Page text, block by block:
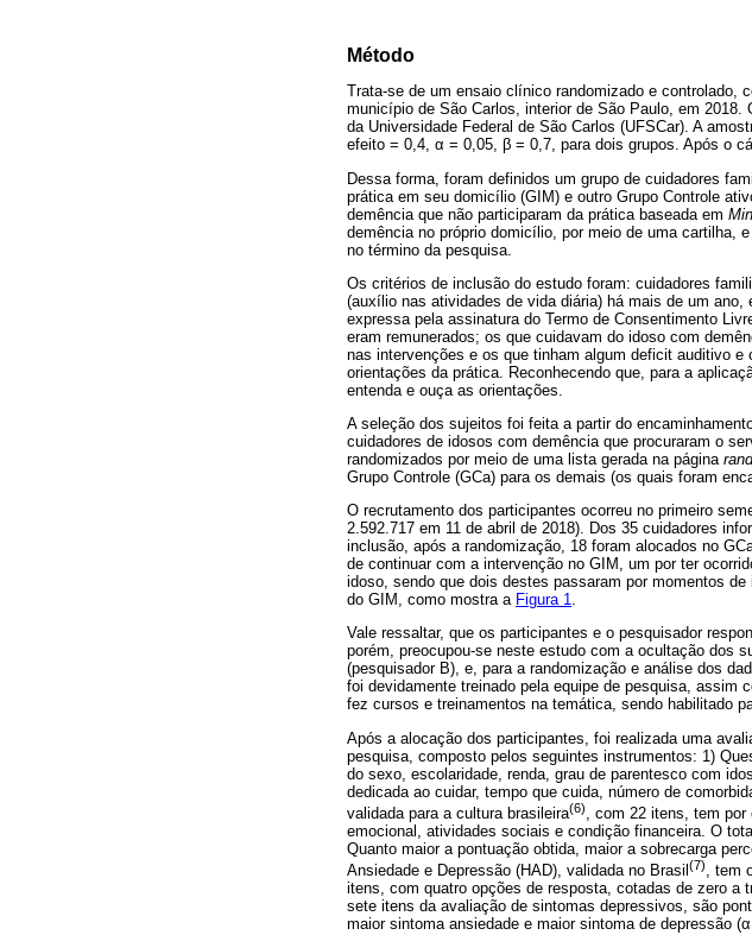
Método
Trata-se de um ensaio clínico randomizado e controlado,
município de São Carlos, interior de São Paulo, em
da Universidade Federal de São Carlos (UFSCar). A
efeito = 0,4, α = 0,05, β = 0,7, para dois grupos. Após o
Dessa forma, foram definidos um grupo de cuidadores
prática em seu domicílio (GIM) e outro Grupo Controle
demência que não participaram da prática baseada em
demência no próprio domicílio, por meio de uma cartilha,
no término da pesquisa.
Os critérios de inclusão do estudo foram: cuidadores
(auxílio nas atividades de vida diária) há mais de um
expressa pela assinatura do Termo de Consentimento
eram remunerados; os que cuidavam do idoso com
nas intervenções e os que tinham algum deficit auditivo
orientações da prática. Reconhecendo que, para a
entenda e ouça as orientações.
A seleção dos sujeitos foi feita a partir do
cuidadores de idosos com demência que procuraram o
randomizados por meio de uma lista gerada na página
Grupo Controle (GCa) para os demais (os quais foram
O recrutamento dos participantes ocorreu no primeiro
2.592.717 em 11 de abril de 2018). Dos 35 cuidadores
inclusão, após a randomização, 18 foram alocados no
de continuar com a intervenção no GIM, um por ter
idoso, sendo que dois destes passaram por momentos
do GIM, como mostra a Figura 1.
Vale ressaltar, que os participantes e o pesquisador
porém, preocupou-se neste estudo com a ocultação dos
(pesquisador B), e, para a randomização e análise dos
foi devidamente treinado pela equipe de pesquisa, assim
fez cursos e treinamentos na temática, sendo habilitado
Após a alocação dos participantes, foi realizada uma
pesquisa, composto pelos seguintes instrumentos: 1)
do sexo, escolaridade, renda, grau de parentesco com
dedicada ao cuidar, tempo que cuida, número de
validada para a cultura brasileira(6)
, com 22 itens, tem
emocional, atividades sociais e condição financeira. O
Quanto maior a pontuação obtida, maior a sobrecarga
Ansiedade e Depressão (HAD), validada no Brasil (7), tem
itens, com quatro opções de resposta, cotadas de zero
sete itens da avaliação de sintomas depressivos, são
maior sintoma ansiedade e maior sintoma de depressão (α